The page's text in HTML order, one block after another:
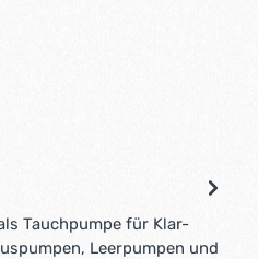
Tauchpumpe für Klar-
Leerpumpen und